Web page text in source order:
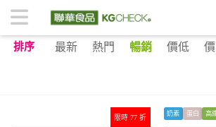
補充蛋白 | KGCHECK聯華食品生醫研究室
排序 最新 熱門 暢銷 價低
限時 77 折
奶素 蛋白 高